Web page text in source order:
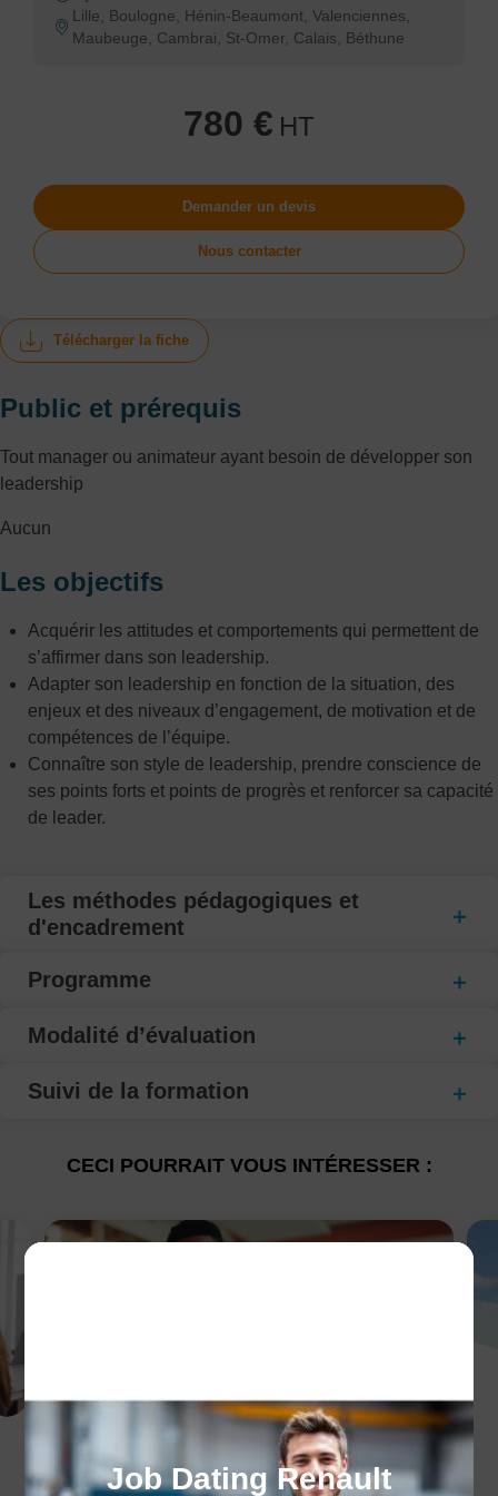
Job Dating Renault
Télécharger la fiche
Public et prérequis
Tout manager ou animateur ayant besoin de développer son
leadership
Aucun
Les objectifs
Acquérir les attitudes et comportements qui permettent de
s’affirmer dans son leadership.
Adapter son leadership en fonction de la situation, des
enjeux et des niveaux d’engagement, de motivation et de
compétences de l’équipe.
Connaître son style de leadership, prendre conscience de
ses points forts et points de progrès et renforcer sa capacité
de leader.
Les méthodes pédagogiques et
d'encadrement
Programme
Modalité d’évaluation
Suivi de la formation
Lille, Boulogne, Hénin-Beaumont, Valenciennes,
Maubeuge, Cambrai, St-Omer, Calais, Béthune
780 € HT
Demander un devis
Nous contacter
CECI POURRAIT VOUS INTÉRESSER :
Les formations